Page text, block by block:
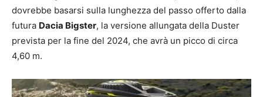
dovrebbe basarsi sulla lunghezza del passo offerto dalla
futura Dacia Bigster, la versione allungata della Duster
prevista per la fine del 2024, che avrà un picco di circa
4,60 m.